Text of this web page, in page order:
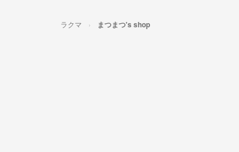
ラクマ まつまつ's shop